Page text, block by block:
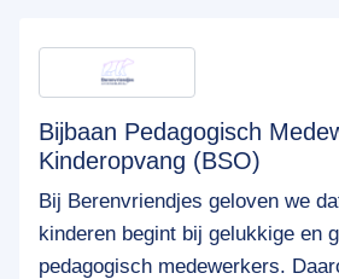
Bijbaan Pedagogisch
Kinderopvang (BSO)
Bij Berenvriendjes geloven we
kinderen begint bij gelukkige en
pedagogisch medewerkers.